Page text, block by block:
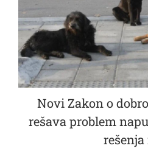
Novi Zakon o
rešava problem